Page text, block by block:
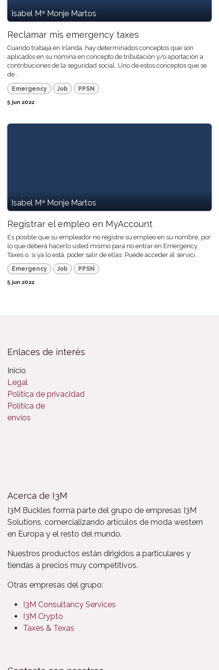
Isabel Mª Monje Martos
Reclamar mis emergency taxes
Cuando trabaja en Irlanda, hay determinados conceptos que son
aplicados en su nómina en concepto de tributación y/o aportación a
contribuciones de la seguridad social. Uno de estos conceptos que se
de...
Emergency Job
PPSN
5 jun 2022
Isabel Mª Monje Martos
Registrar el empleo en MyAccount
Es posible que su empleador no registre su empleo en su nombre, por
lo que deberá hacerlo usted mismo para no entrar en Emergency
Taxes o, si ya lo está, poder salir de ellas. Puede acceder al servici...
Emergency Job
PPSN
5 jun 2022
Enlaces de interés
Inicio
Legal
Política de privacidad
Política de
envíos
Acerca de I3M
I3M Buckles forma parte del grupo de empresas I3M
Solutions, comercializando artículos de moda western
en Europa y el resto del mundo.
Nuestros productos están dirigidos a particulares y
tiendas a precios muy competitivos.
Otras empresas del grupo:
I3M Consultancy Services
I3M Crypto
Taxes & Texas